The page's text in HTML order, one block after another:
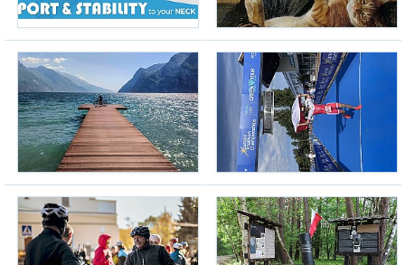
airmisio(01.06.2026, g. 08:56)
Riva del Garda 2026
darek65(06.12.2024, g. 18:14)